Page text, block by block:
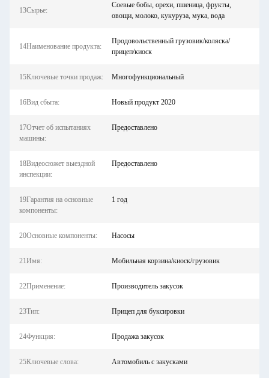
13Сырье:
Соевые бобы, орехи, пшеница, фрукты,
овощи, молоко, кукуруза, мука, вода
14Наименование продукта:
Продовольственный грузовик/коляска/
прицеп/киоск
15Ключевые точки продаж: Многофункциональный
16Вид сбыта: Новый продукт 2020
17Отчет об испытаниях
машины:
Предоставлено
18Видеосюжет выездной
инспекции:
Предоставлено
19Гарантия на основные
компоненты:
1 год
20Основные компоненты: Насосы
21Имя: Мобильная корзина/киоск/грузовик
22Применение: Производитель закусок
23Тип: Прицеп для буксировки
24Функция: Продажа закусок
25Ключевые слова: Автомобиль с закусками